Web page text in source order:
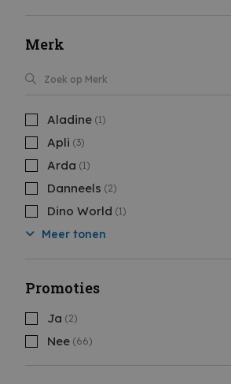
Merk
Aladine (1)
Apli (3)
Arda (1)
Danneels (2)
Dino World (1)
Meer tonen
Promoties
Ja (2)
Nee (66)